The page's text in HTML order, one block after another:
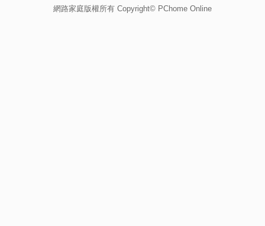
網路家庭版權所有 Copyright© PChome Online